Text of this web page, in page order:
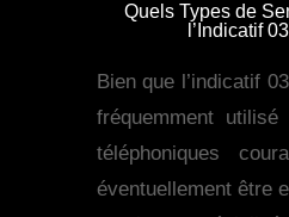
Quels Types de
l’Indicatif
Bien que l’indicatif
fréquemment
téléphoniques
éventuellement être